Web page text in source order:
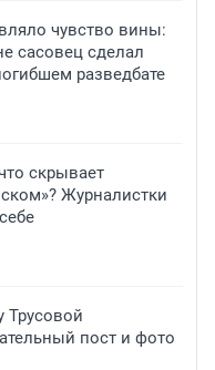
чувство вины:
сасовец сделал
разведбате
скрывает
Журналистки
Трусовой
пост и фото